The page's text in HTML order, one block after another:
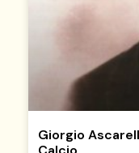
Giorgio